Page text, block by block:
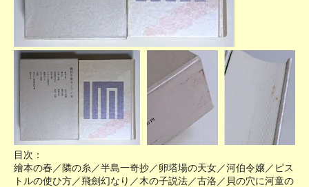
目次：
繪本の春／隣の糸／半島一奇抄／卵塔場の天女／河伯令嬢／ピス
トルの使ひ方／飛劍幻なり／木の子説法／古洛／貝の穴に河童の